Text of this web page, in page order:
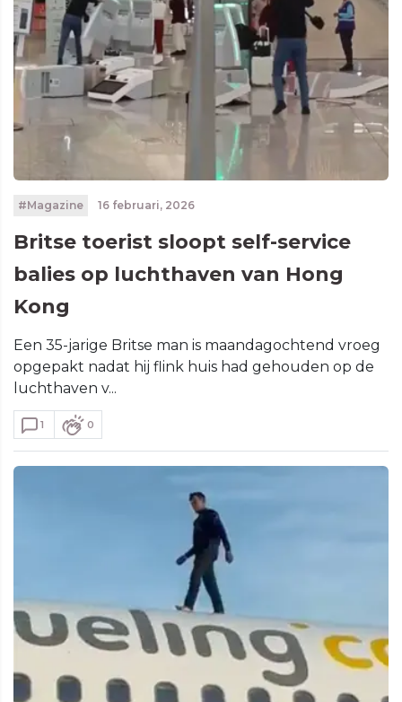
#Magazine 16 februari, 2026
Britse toerist sloopt self-service
balies op luchthaven van Hong
Kong
Een 35-jarige Britse man is maandagochtend vroeg
opgepakt nadat hij flink huis had gehouden op de
luchthaven v...
1 0